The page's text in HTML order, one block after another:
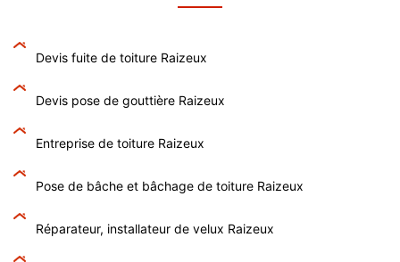
Devis fuite de toiture Raizeux
Devis pose de gouttière Raizeux
Entreprise de toiture Raizeux
Pose de bâche et bâchage de toiture Raizeux
Réparateur, installateur de velux Raizeux